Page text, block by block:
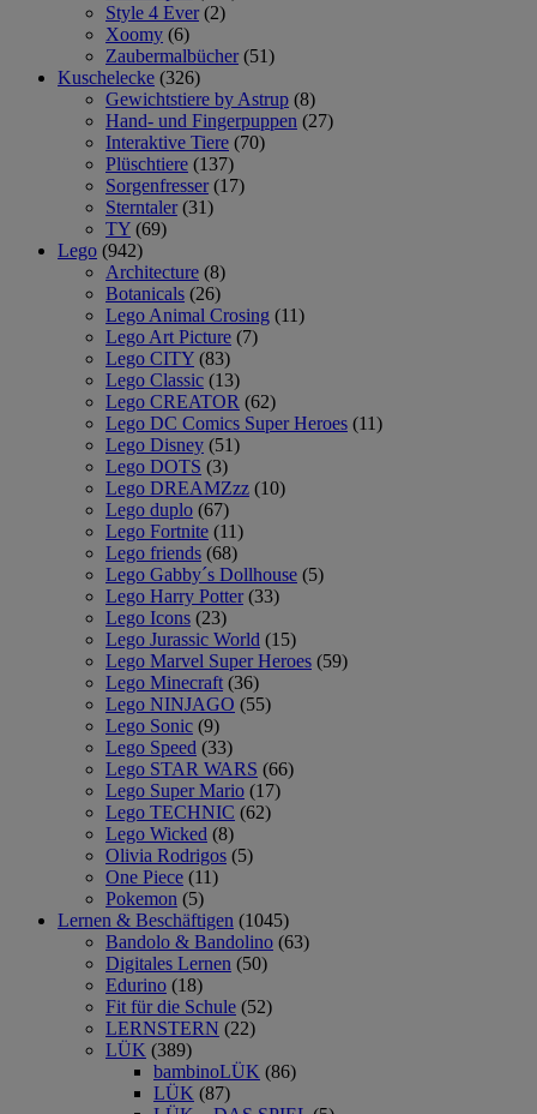
Style 4 Ever (2)
Xoomy (6)
Zaubermalbücher (51)
Kuschelecke (326)
Gewichtstiere by Astrup (8)
Hand- und Fingerpuppen (27)
Interaktive Tiere (70)
Plüschtiere (137)
Sorgenfresser (17)
Sterntaler (31)
TY (69)
Lego (942)
Architecture (8)
Botanicals (26)
Lego Animal Crosing (11)
Lego Art Picture (7)
Lego CITY (83)
Lego Classic (13)
Lego CREATOR (62)
Lego DC Comics Super Heroes (11)
Lego Disney (51)
Lego DOTS (3)
Lego DREAMZzz (10)
Lego duplo (67)
Lego Fortnite (11)
Lego friends (68)
Lego Gabby´s Dollhouse (5)
Lego Harry Potter (33)
Lego Icons (23)
Lego Jurassic World (15)
Lego Marvel Super Heroes (59)
Lego Minecraft (36)
Lego NINJAGO (55)
Lego Sonic (9)
Lego Speed (33)
Lego STAR WARS (66)
Lego Super Mario (17)
Lego TECHNIC (62)
Lego Wicked (8)
Olivia Rodrigos (5)
One Piece (11)
Pokemon (5)
Lernen & Beschäftigen (1045)
Bandolo & Bandolino (63)
Digitales Lernen (50)
Edurino (18)
Fit für die Schule (52)
LERNSTERN (22)
LÜK (389)
bambinoLÜK (86)
LÜK (87)